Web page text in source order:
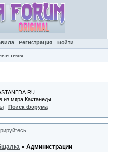
Регистрация Войти
темы
из мира Кастанеды.
| Поиск форума
.
»Администрации